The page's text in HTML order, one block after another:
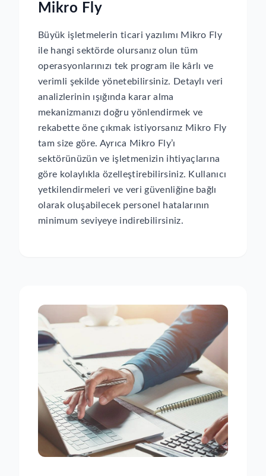
Mikro Fly
Büyük işletmelerin ticari yazılımı Mikro Fly
ile hangi sektörde olursanız olun tüm
operasyonlarınızı tek program ile kârlı ve
verimli şekilde yönetebilirsiniz. Detaylı veri
analizlerinin ışığında karar alma
mekanizmanızı doğru yönlendirmek ve
rekabette öne çıkmak istiyorsanız Mikro Fly
tam size göre. Ayrıca Mikro Fly’ı
sektörünüzün ve işletmenizin ihtiyaçlarına
göre kolaylıkla özelleştirebilirsiniz. Kullanıcı
yetkilendirmeleri ve veri güvenliğine bağlı
olarak oluşabilecek personel hatalarının
minimum seviyeye indirebilirsiniz.